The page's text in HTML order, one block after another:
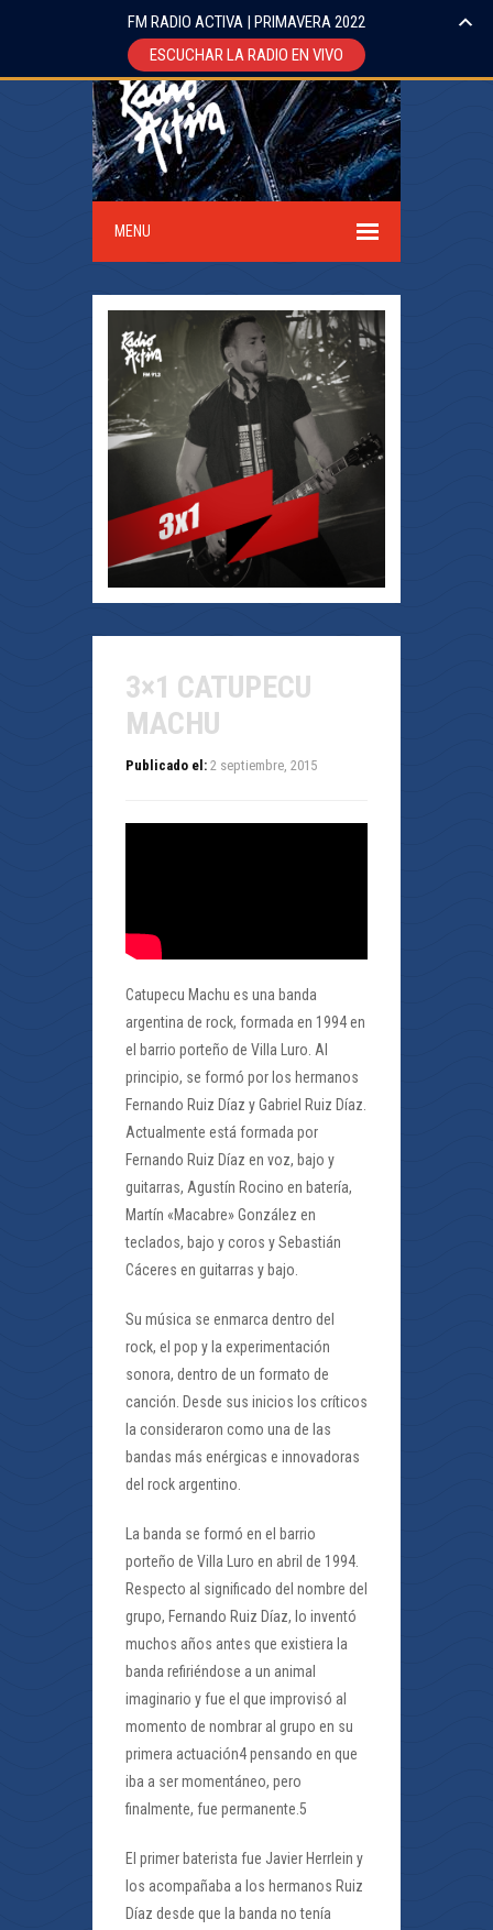
MENU
3×1 CATUPECU
MACHU
Publicado el: 2 septiembre, 2015
Catupecu Machu es una banda
argentina de rock, formada en 1994 en
el barrio porteño de Villa Luro. Al
principio, se formó por los hermanos
Fernando Ruiz Díaz y Gabriel Ruiz Díaz.
Actualmente está formada por
Fernando Ruiz Díaz en voz, bajo y
guitarras, Agustín Rocino en batería,
Martín «Macabre» González en
teclados, bajo y coros y Sebastián
Cáceres en guitarras y bajo.
Su música se enmarca dentro del
rock, el pop y la experimentación
sonora, dentro de un formato de
canción. Desde sus inicios los críticos
la consideraron como una de las
bandas más enérgicas e innovadoras
del rock argentino.
La banda se formó en el barrio
porteño de Villa Luro en abril de 1994.
Respecto al significado del nombre del
grupo, Fernando Ruiz Díaz, lo inventó
muchos años antes que existiera la
banda refiriéndose a un animal
imaginario y fue el que improvisó al
momento de nombrar al grupo en su
primera actuación4 pensando en que
iba a ser momentáneo, pero
finalmente, fue permanente.5
El primer baterista fue Javier Herrlein y
los acompañaba a los hermanos Ruiz
Díaz desde que la banda no tenía
FM RADIO ACTIVA | PRIMAVERA 2022
ESCUCHAR LA RADIO EN VIVO